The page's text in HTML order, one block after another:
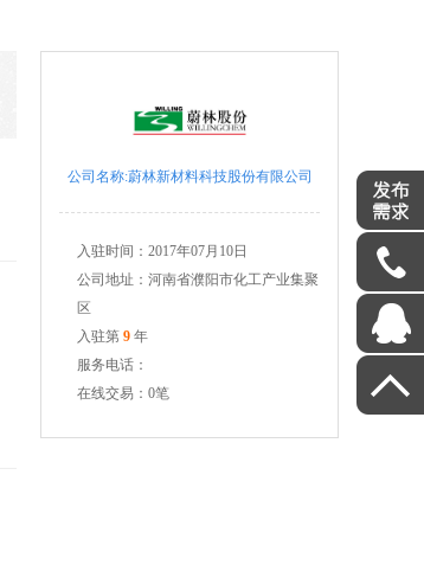
公司名称:蔚林新材料科技股份有限公司
入驻时间： 2017年07月10日
公司地址：河南省濮阳市化工产业集聚
区
入驻第 9 年
服务电话：
在线交易：0笔